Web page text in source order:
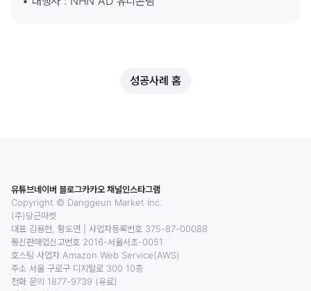
성공사례 홈
유튜브네이버 블로그카카오 채널인스타그램
Copyright © Danggeun Market Inc.
(주)당근마켓
대표 김용현, 황도연
사업자등록번호 375-87-00088
통신판매업신고번호 2016-서울서초-0051
호스팅 사업자 Amazon Web Service(AWS)
주소 서울 구로구 디지털로 300 10층
전화 문의 1877-9739 (유료)